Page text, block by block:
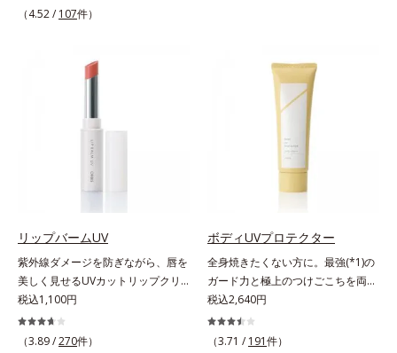
の日焼け止めです。SPF50+・
ジングは不要。通勤にも長時間のレ
ジャーにも、毎日手軽にお使いいた
アイテムは本来多くのオイルが必要
ですが、オルビス ミスターは少な
いオイル(*1)でも多くのUVカット成
分を抱え込む技術を採用しました。
さらに皮脂吸着パウダー(*2)も配
合。ベタつきにくいみずみずしい使
用感で、塗ることでスキンケア後の
男性の悩み、シミ(*3)とテカリ(*4)
の両方に応えるアイテムです。*1
自社比較*2 アクリレーツコポリマ
ー配合＝化粧持ち向上成分*3 日焼
けによるシミ予防*4 皮脂吸着によ
（4.52 / 107件）
上からササッとUVカットとお直し
が同時にできるお役立ちアイテムで
す。毛穴や色ムラをカバーしながら
も、素肌のような透明美肌を叶える
秘密は「スムースヴェールパウダー
(*1)」にあります。7種の球状粉体
(*2)が凹凸を埋めて、肌に薄いヴェ
ールをかけるようにカバー。さらに
肌のようなナチュラルなツヤ感を演
出します。また、皮脂を吸着する
「あぶらとりパウダー(*3)」を配合
し、くずれ＆テカリを防いでサラサ
ラ肌が長時間続きます。パウダータ
イプながら、SPF50+・PA++++。パ
ウダーならではの軽いつけごこち
リップバームUV
紫外線ダメージを防ぎながら、唇を
美しく見せるUVカットリップクリ
ーム。UV対策を忘れがちな唇に。
紫外線をカットしながら、顔色をパ
ッと明るく見せるUVカットリップ
税込1,100円
（3.89 /270件）
ボディUVプロテクター
全身焼きたくない方に。最強(*1)の
ガード力と極上のつけごこちを両
立。“肌を整える”日焼け止め。絶対
に焼きたくない方に。SPF50+・
PA++++。最強(*1)のガード力を持
税込2,640円
（3.71 / 191件）